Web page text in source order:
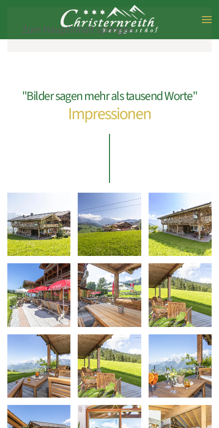
Zum Hauptinhalt springen
"Bilder sagen mehr als tausend Worte"
Impressionen